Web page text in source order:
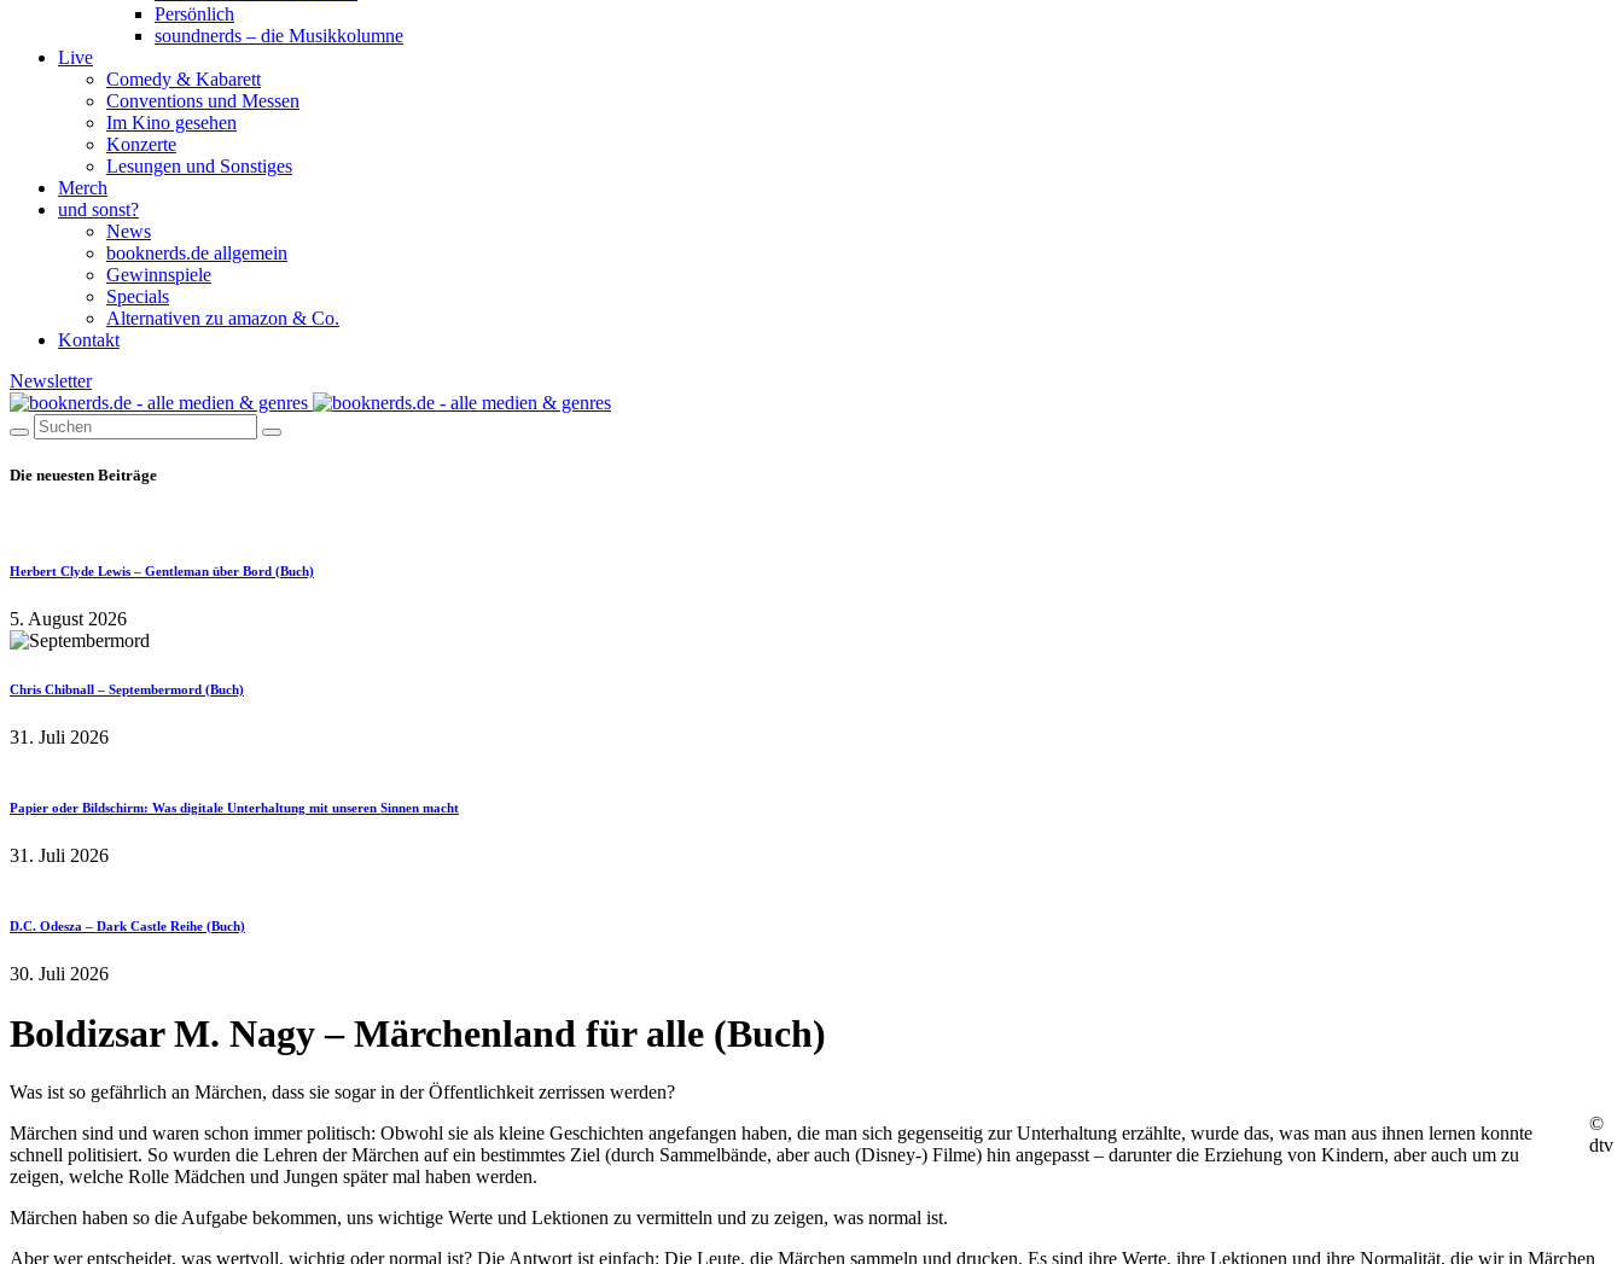
Persönlich
soundnerds – die Musikkolumne
Live
Comedy & Kabarett
Conventions und Messen
Im Kino gesehen
Konzerte
Lesungen und Sonstiges
Merch
und sonst?
News
booknerds.de allgemein
Gewinnspiele
Specials
Alternativen zu amazon & Co.
Kontakt
Newsletter
Die neuesten Beiträge
Herbert Clyde Lewis – Gentleman über Bord (Buch)
5. August 2026
Chris Chibnall – Septembermord (Buch)
31. Juli 2026
Papier oder Bildschirm: Was digitale Unterhaltung mit unseren Sinnen macht
31. Juli 2026
D.C. Odesza – Dark Castle Reihe (Buch)
30. Juli 2026
Boldizsar M. Nagy – Märchenland für alle (Buch)
©
dtv
Was ist so gefährlich an Märchen, dass sie sogar in der Öffentlichkeit zerrissen werden?
Märchen sind und waren schon immer politisch: Obwohl sie als kleine Geschichten angefangen haben, die man sich gegenseitig zur Unterhaltung erzählte, wurde das, was man aus ihnen lernen konnte
schnell politisiert. So wurden die Lehren der Märchen auf ein bestimmtes Ziel (durch Sammelbände, aber auch (Disney-) Filme) hin angepasst – darunter die Erziehung von Kindern, aber auch um zu
zeigen, welche Rolle Mädchen und Jungen später mal haben werden.
Märchen haben so die Aufgabe bekommen, uns wichtige Werte und Lektionen zu vermitteln und zu zeigen, was normal ist.
Aber wer entscheidet, was wertvoll, wichtig oder normal ist? Die Antwort ist einfach: Die Leute, die Märchen sammeln und drucken. Es sind ihre Werte, ihre Lektionen und ihre Normalität, die wir in Märchen